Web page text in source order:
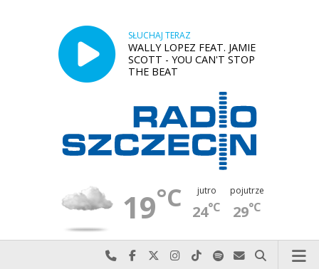
SŁUCHAJ TERAZ
WALLY LOPEZ FEAT. JAMIE
SCOTT - YOU CAN'T STOP
THE BEAT
19°C jutro
24°C
pojutrze
29°C
Najlepiej po prostu do nas zadzwoń
Odwiedź nas na Facebook-u
Odwiedź nas na X
Odwiedź nas na Instagram-ie
Odwiedź nas na TikTok-u
Szukaj nas na Spotify
Wyślij do nas
Szukaj